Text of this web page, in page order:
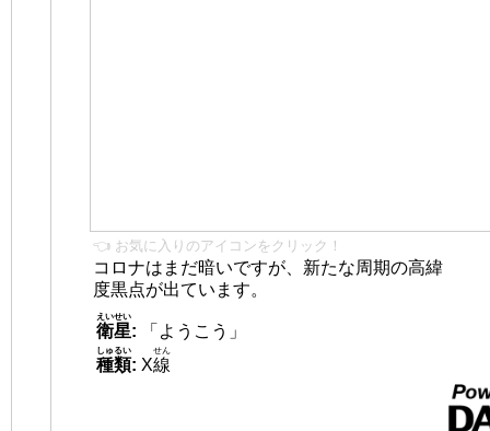
👈 お気に入りのアイコンをクリック！
コロナはまだ暗いですが、新たな周期の高緯
度黒点が出ています。
衛星
えいせい
:
「ようこう」
種類
しゅるい
: X線
せん